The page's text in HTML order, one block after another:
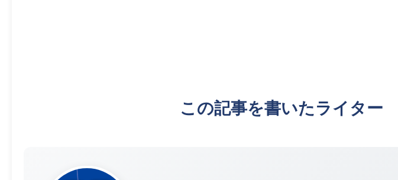
この記事を書いたライター